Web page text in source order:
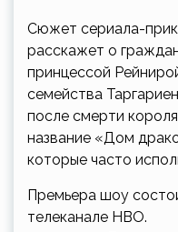
Сюжет сериала-
расскажет о
принцессой
семейства
после смерти
название «Дом
которые часто
Премьера шоу
телеканале HBO.